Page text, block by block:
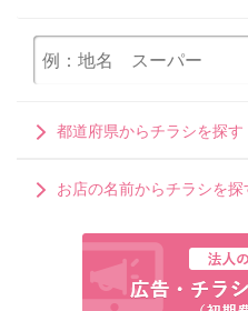
都道府県からチラシを探す
お店の名前からチラシを探